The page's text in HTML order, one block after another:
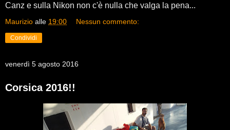
Canz e sulla Nikon non c'è nulla che valga la pena...
Maurizio alle 19:00 Nessun commento:
Condividi
venerdì 5 agosto 2016
Corsica 2016!!